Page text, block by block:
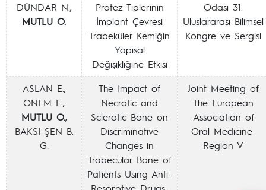
DÜNDAR N.,
MUTLU O.
Protez Tiplerinin
İmplant Çevresi
Trabeküler Kemiğin
Yapısal
Değişikliğine Etkisi
Odası 31.
Uluslararası Bilimsel
Kongre ve Sergisi
ASLAN E.,
ÖNEM E.,
MUTLU O.,
BAKSI ŞEN B.
G.
The Impact of
Necrotic and
Sclerotic Bone on
Discriminative
Changes in
Trabecular Bone of
Patients Using Anti-
Joint Meeting of
The European
Association of
Oral Medicine-
Region V